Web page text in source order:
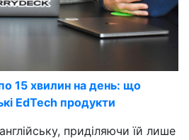
15 хвилин на день: що
EdTech продукти
приділяючи їй лише